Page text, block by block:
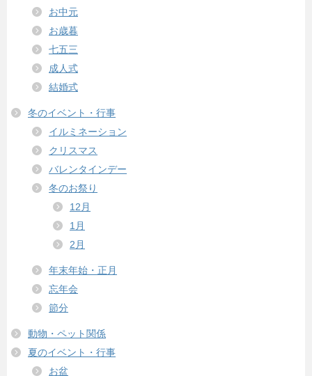
お中元
お歳暮
七五三
成人式
結婚式
冬のイベント・行事
イルミネーション
クリスマス
バレンタインデー
冬のお祭り
12月
1月
2月
年末年始・正月
忘年会
節分
動物・ペット関係
夏のイベント・行事
お盆